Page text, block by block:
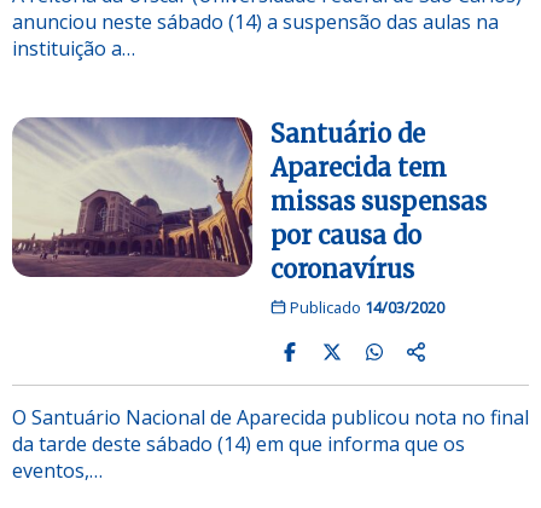
anunciou neste sábado (14) a suspensão das aulas na
instituição a…
Santuário de
Aparecida tem
missas suspensas
por causa do
coronavírus
Publicado 14/03/2020
O Santuário Nacional de Aparecida publicou nota no final
da tarde deste sábado (14) em que informa que os
eventos,…